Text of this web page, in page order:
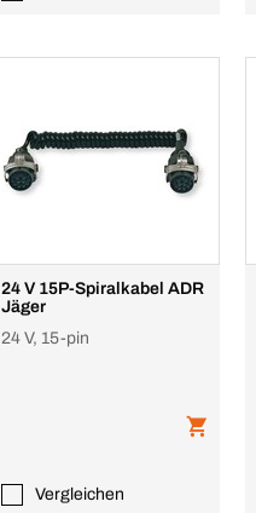
24 V 15P-Spiralkabel ADR
Jäger
24 V, 15-pin
Vergleichen